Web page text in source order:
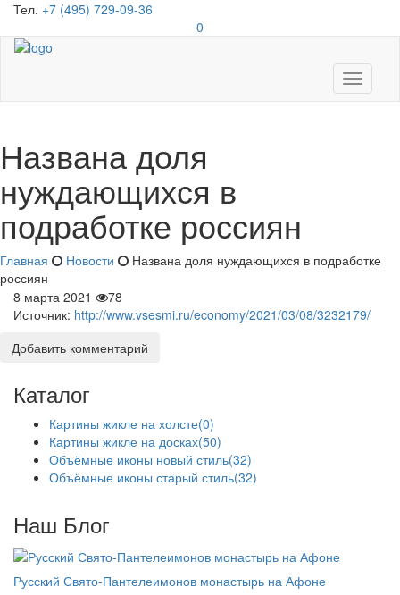
Тел. +7 (495) 729-09-36
0
Toggle
Названа доля
нуждающихся в
подработке россиян
Главная Новости
Названа доля нуждающихся в подработке
россиян
8 марта 2021
78
Источник: http://www.vsesmi.ru/economy/2021/03/08/3232179/
Добавить комментарий
Каталог
Картины жикле на холсте(0)
Картины жикле на досках(50)
Объёмные иконы новый стиль(32)
Объёмные иконы старый стиль(32)
Наш Блог
Русский Свято-Пантелеимонов монастырь на Афоне